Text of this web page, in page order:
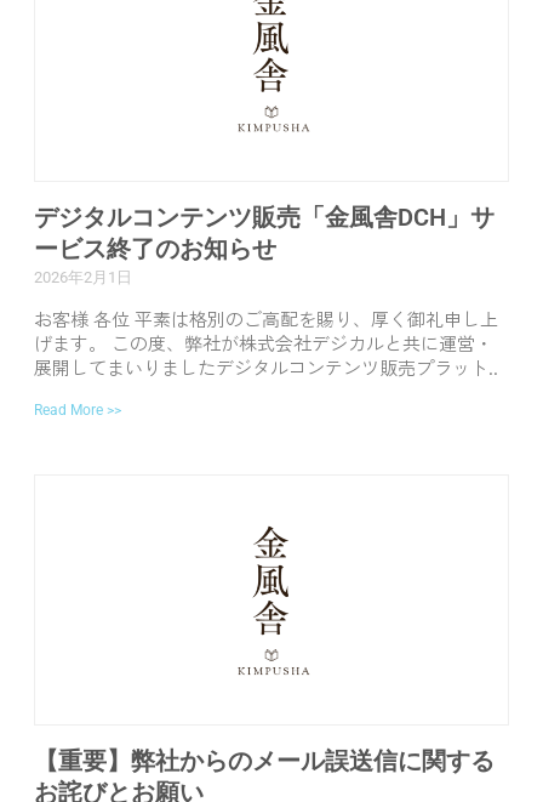
デジタルコンテンツ販売「金風舎DCH」サ
ービス終了のお知らせ
2026年2月1日
お客様 各位 平素は格別のご高配を賜り、厚く御礼申し上
げます。 この度、弊社が株式会社デジカルと共に運営・
展開してまいりましたデジタルコンテンツ販売プラット..
Read More >>
【重要】弊社からのメール誤送信に関する
お詫びとお願い